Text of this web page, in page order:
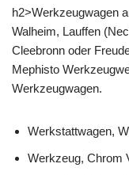
h2>Werkzeugwagen
Walheim, Lauffen
Cleebronn oder
Mephisto
Werkzeugwagen.
Werkstattwagen,
Werkzeug, Chrom